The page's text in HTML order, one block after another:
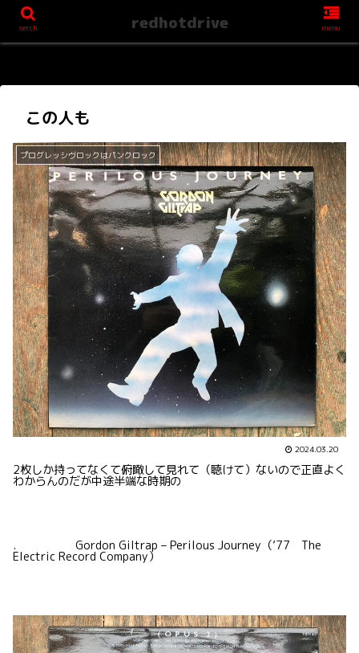
この人も
プログレッシヴロックはパンクロック
2024.03.20
2枚しか持ってなくて俯瞰して見れて（聴けて）ないので正直よく
わからんのだが中途半端な時期の
. Gordon Giltrap – Perilous Journey（’77 The
Electric Record Company）
serch redhotdrive menu